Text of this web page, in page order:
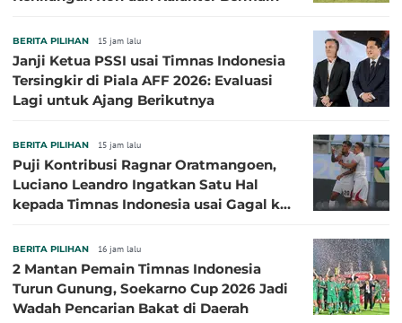
BERITA PILIHAN 15 jam lalu
Janji Ketua PSSI usai Timnas Indonesia
Tersingkir di Piala AFF 2026: Evaluasi
Lagi untuk Ajang Berikutnya
BERITA PILIHAN 15 jam lalu
Puji Kontribusi Ragnar Oratmangoen,
Luciano Leandro Ingatkan Satu Hal
kepada Timnas Indonesia usai Gagal ke
BERITA PILIHAN 16 jam lalu
2 Mantan Pemain Timnas Indonesia
Turun Gunung, Soekarno Cup 2026 Jadi
Wadah Pencarian Bakat di Daerah